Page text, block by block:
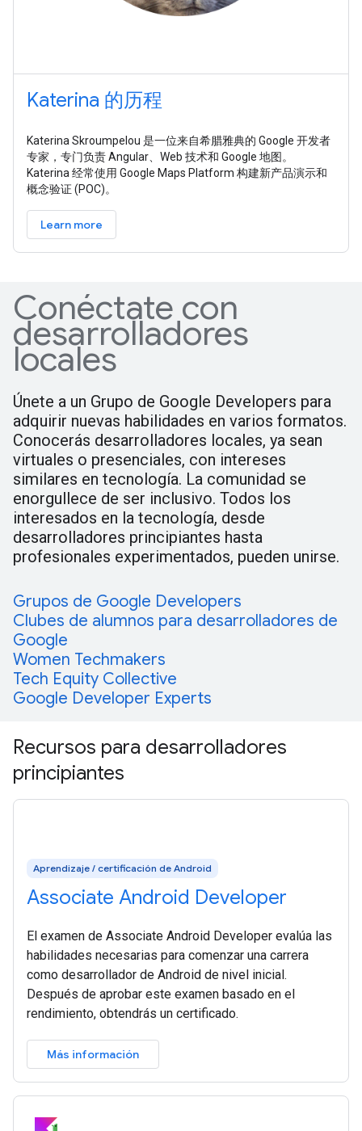
Katerina 的历程
Katerina Skroumpelou 是一位来自希腊雅典的 Google 开发者
专家，专门负责 Angular、Web 技术和 Google 地图。
Katerina 经常使用 Google Maps Platform 构建新产品演示和
概念验证 (POC)。
Learn more
Grupos de Google Developers
Clubes de alumnos para desarrolladores de
Google
Women Techmakers
Tech Equity Collective
Google Developer Experts
Conéctate con
desarrolladores
locales
Únete a un Grupo de Google Developers para
adquirir nuevas habilidades en varios formatos.
Conocerás desarrolladores locales, ya sean
virtuales o presenciales, con intereses
similares en tecnología. La comunidad se
enorgullece de ser inclusivo. Todos los
interesados en la tecnología, desde
desarrolladores principiantes hasta
profesionales experimentados, pueden unirse.
Recursos para desarrolladores
principiantes
Aprendizaje / certificación de Android
Associate Android Developer
El examen de Associate Android Developer evalúa las
habilidades necesarias para comenzar una carrera
como desarrollador de Android de nivel inicial.
Después de aprobar este examen basado en el
rendimiento, obtendrás un certificado.
Más información